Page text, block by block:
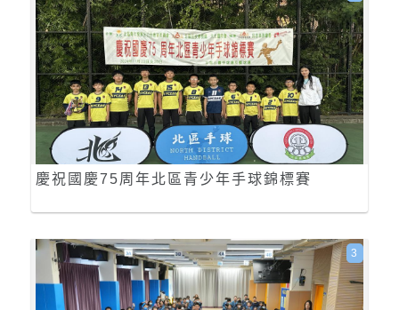
慶祝國慶75周年北區青少年手球錦標賽
3